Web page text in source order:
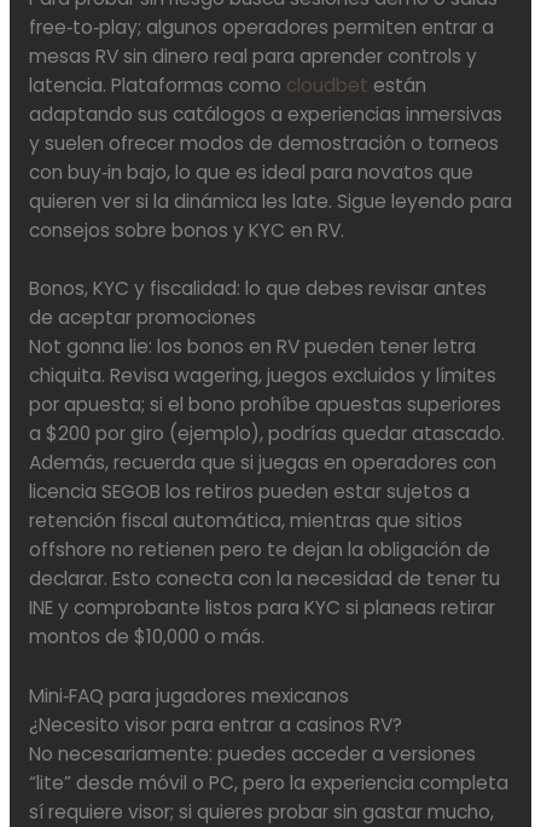
free‑to‑play; algunos operadores permiten entrar a
mesas RV sin dinero real para aprender controls y
latencia. Plataformas como cloudbet están
adaptando sus catálogos a experiencias inmersivas
y suelen ofrecer modos de demostración o torneos
con buy‑in bajo, lo que es ideal para novatos que
quieren ver si la dinámica les late. Sigue leyendo para
consejos sobre bonos y KYC en RV.
Bonos, KYC y fiscalidad: lo que debes revisar antes
de aceptar promociones
Not gonna lie: los bonos en RV pueden tener letra
chiquita. Revisa wagering, juegos excluidos y límites
por apuesta; si el bono prohíbe apuestas superiores
a $200 por giro (ejemplo), podrías quedar atascado.
Además, recuerda que si juegas en operadores con
licencia SEGOB los retiros pueden estar sujetos a
retención fiscal automática, mientras que sitios
offshore no retienen pero te dejan la obligación de
declarar. Esto conecta con la necesidad de tener tu
INE y comprobante listos para KYC si planeas retirar
montos de $10,000 o más.
Mini‑FAQ para jugadores mexicanos
¿Necesito visor para entrar a casinos RV?
No necesariamente: puedes acceder a versiones
“lite” desde móvil o PC, pero la experiencia completa
sí requiere visor; si quieres probar sin gastar mucho,